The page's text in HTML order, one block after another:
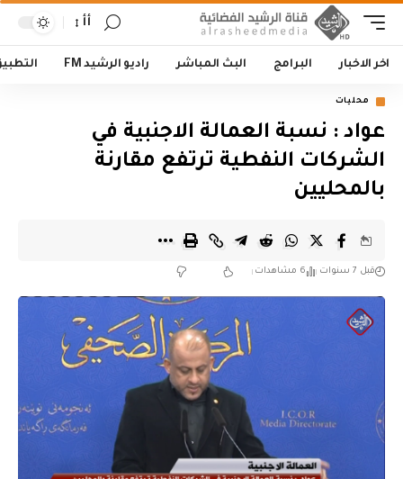
أأ
اخر الاخبار البرامج البث المباشر راديو الرشيد FM
محليات
عواد : نسبة العمالة الاجنبية في
الشركات النفطية ترتفع مقارنة
بالمحليين
قبل 7 سنوات 6 مشاهدات